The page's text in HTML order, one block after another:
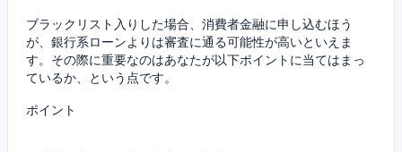
ブラックリスト入りした場合、消費者金融に申し込むほう
が、銀行系ローンよりは審査に通る可能性が高いといえま
す。その際に重要なのはあなたが以下ポイントに当てはまっ
ているか、という点です。
ポイント